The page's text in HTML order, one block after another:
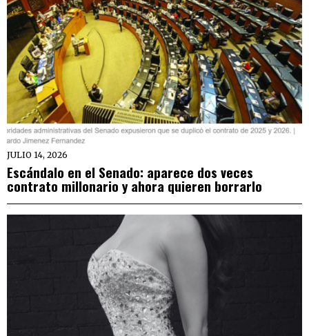
JULIO 14, 2026
Escándalo en el Senado: aparece dos veces
contrato millonario y ahora quieren borrarlo